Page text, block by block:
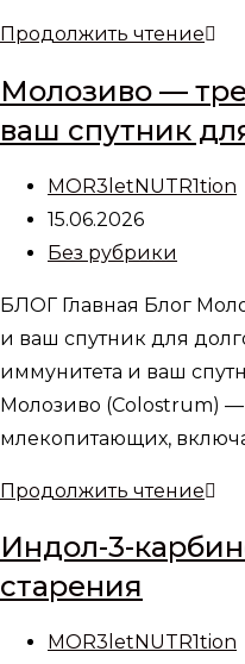
Продолжить чтениеЧто
—
Молозиво —
ваш спутник
Автор
записи:
MOR3letNUTR1tion
Запись
опубликована:
15.06.2026
Рубрика
Без рубрики
БЛОГ Главная Блог
и ваш спутник для
иммунитета и ваш
Молозиво (Colostrum)
млекопитающих,
Продолжить чтение
ваш
Индол-3-
старения
Автор
MOR3letNUTR1tion